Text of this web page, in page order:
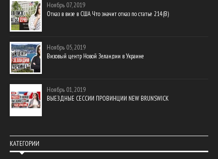
Ноябрь 07, 2019
Отказ в визе в США Что значит отказ по статье 214(В)
Ноябрь 05, 2019
Визовый центр Новой Зеландии в Украине
Ноябрь 01, 2019
ВЫЕЗДНЫЕ СЕССИИ ПРОВИНЦИИ NEW BRUNSWICK
КАТЕГОРИИ